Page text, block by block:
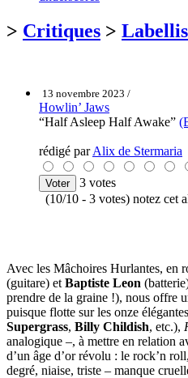
> Critiques >
13 novembre 2023 /
Howlin’ Jaws
“Half Asleep Half Awake”
rédigé parAlix de Stermaria
3 votes
(10/10 - 3 votes) notez cet
Avec les Mâchoires Hurlantes, en
(guitare) et Baptiste Leon
prendre de la graine !), nous offre
puisque flotte sur les onze
Supergrass, Billy Childish, etc.),
analogique –, à mettre en relation
d’un âge d’or révolu : le rock’n
degré, niaise, triste – manque